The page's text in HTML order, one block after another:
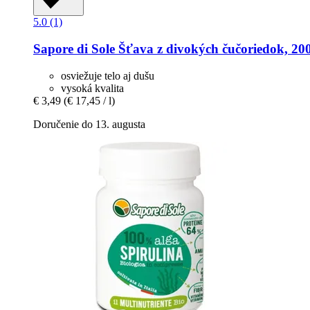
5.0 (1)
Sapore di Sole Šťava z divokých čučoriedok,
osviežuje telo aj dušu
vysoká kvalita
€ 3,49 (€ 17,45 / l)
Doručenie do 13. augusta